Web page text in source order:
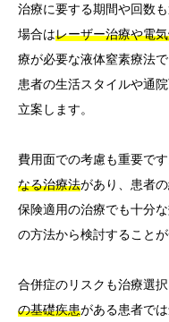
治療に要する期間や回数
場合はレーザー治療や電
療が必要な液体窒素療法
患者の生活スタイルや通
立案します。
費用面での考慮も重要です
なる治療法があり、患者
保険適用の治療でも十分
の方法から検討することが
合併症のリスクも治療選
の基礎疾患がある患者で